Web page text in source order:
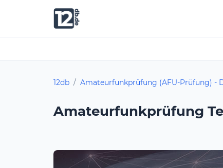
12db / Amateurfunkprüfung (AFU-Prüfung) -
Amateurfunkprüfung